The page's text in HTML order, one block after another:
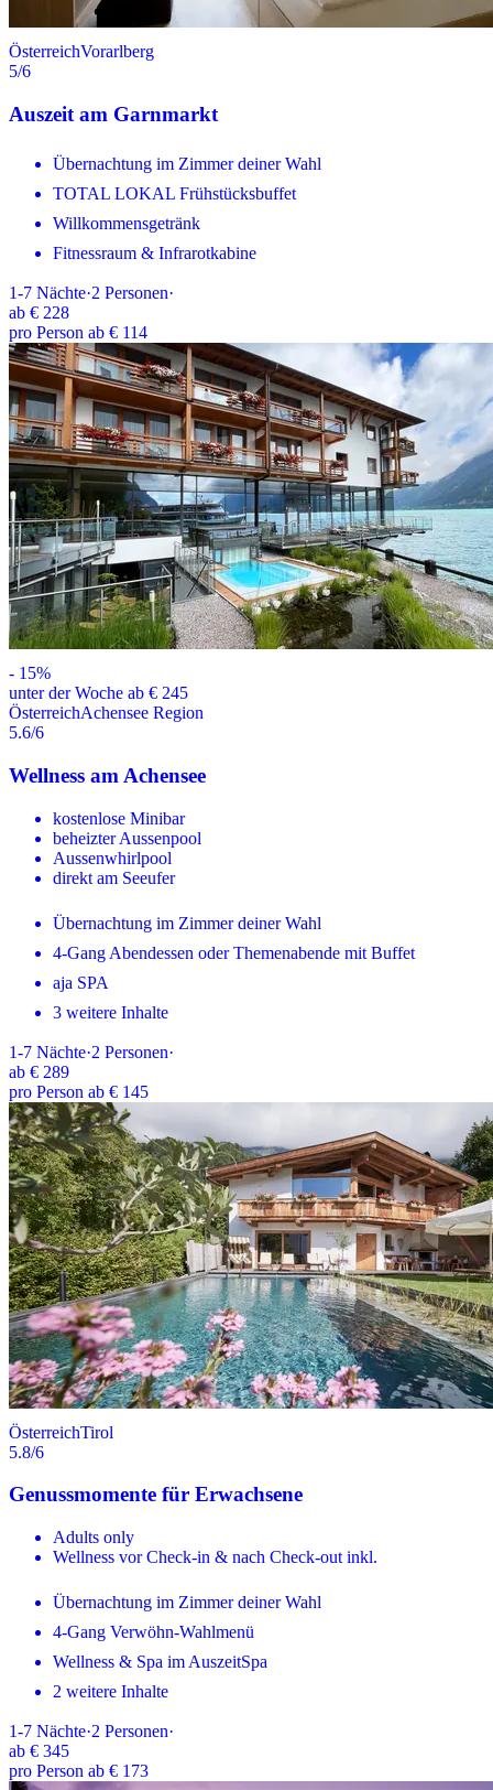
ÖsterreichVorarlberg
5/6
Auszeit am Garnmarkt
Übernachtung im Zimmer deiner Wahl
TOTAL LOKAL Frühstücksbuffet
Willkommensgetränk
Fitnessraum & Infrarotkabine
1-7 Nächte·2 Personen·
ab € 228
pro Person ab € 114
- 15%
unter der Woche ab € 245
ÖsterreichAchensee Region
5.6/6
Wellness am Achensee
kostenlose Minibar
beheizter Aussenpool
Aussenwhirlpool
direkt am Seeufer
Übernachtung im Zimmer deiner Wahl
4-Gang Abendessen oder Themenabende mit Buffet
aja SPA
3 weitere Inhalte
1-7 Nächte·2 Personen·
ab € 289
pro Person ab € 145
ÖsterreichTirol
5.8/6
Genussmomente für Erwachsene
Adults only
Wellness vor Check-in & nach Check-out inkl.
Übernachtung im Zimmer deiner Wahl
4-Gang Verwöhn-Wahlmenü
Wellness & Spa im AuszeitSpa
2 weitere Inhalte
1-7 Nächte·2 Personen·
ab € 345
pro Person ab € 173